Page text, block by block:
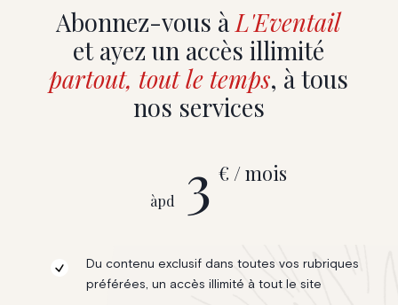
Abonnez-vous àL'Eventail
et ayez un accès illimité
partout, tout le temps, à tous
nos services
àpd 3 € / mois
Du contenu exclusif dans toutes vos rubriques
préférées, un accès illimité à tout le site